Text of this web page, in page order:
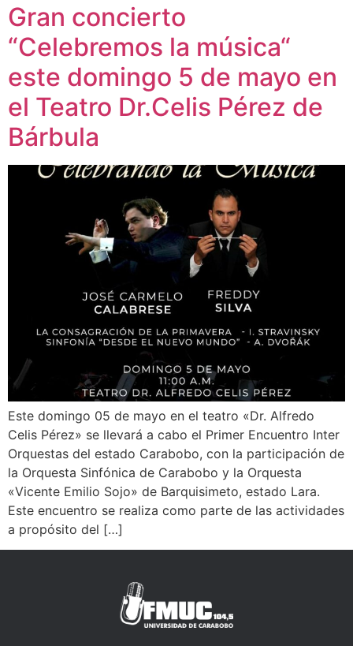
Gran concierto
“Celebremos la música“
este domingo 5 de mayo en
el Teatro Dr.Celis Pérez de
Bárbula
Este domingo 05 de mayo en el teatro «Dr. Alfredo
Celis Pérez» se llevará a cabo el Primer Encuentro Inter
Orquestas del estado Carabobo, con la participación de
la Orquesta Sinfónica de Carabobo y la Orquesta
«Vicente Emilio Sojo» de Barquisimeto, estado Lara.
Este encuentro se realiza como parte de las actividades
a propósito del […]